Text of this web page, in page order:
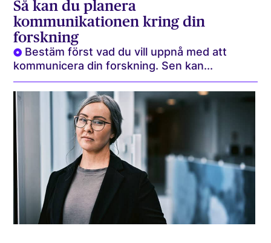
Så kan du planera
kommunikationen kring din
forskning
Bestäm först vad du vill uppnå med att
kommunicera din forskning. Sen kan...